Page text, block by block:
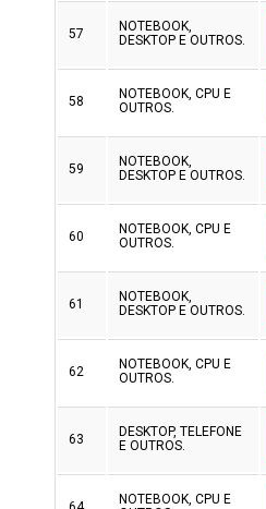
57
NOTEBOOK,
DESKTOP E OUTROS.
58
NOTEBOOK, CPU E
OUTROS.
59
NOTEBOOK,
DESKTOP E OUTROS.
60
NOTEBOOK, CPU E
OUTROS.
61
NOTEBOOK,
DESKTOP E OUTROS.
62
NOTEBOOK, CPU E
OUTROS.
63
DESKTOP, TELEFONE
E OUTROS.
NOTEBOOK, CPU E